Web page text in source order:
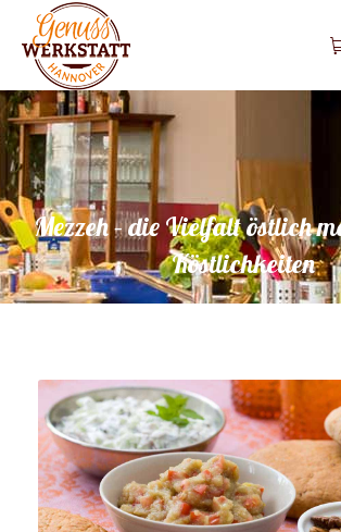
Mezzeh – die Vielfalt östlich
Köstlichkeiten